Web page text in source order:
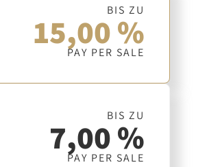
BIS ZU
15,00 %
PAY PER SALE
BIS ZU
7,00 %
PAY PER SALE